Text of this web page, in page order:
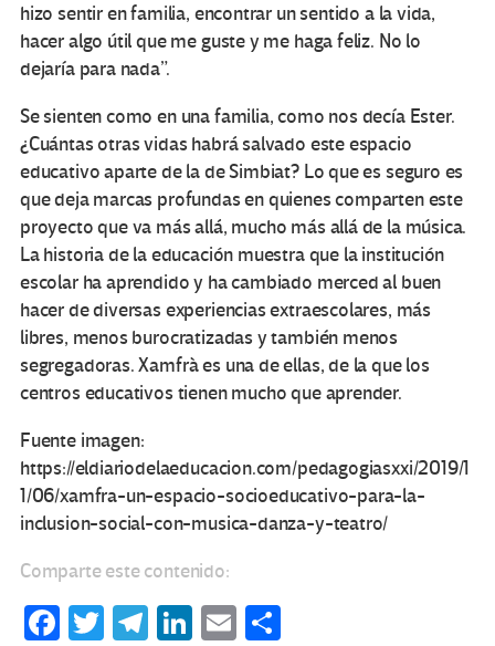
hizo sentir en familia, encontrar un sentido a la vida,
hacer algo útil que me guste y me haga feliz. No lo
dejaría para nada”.
Se sienten como en una familia, como nos decía Ester.
¿Cuántas otras vidas habrá salvado este espacio
educativo aparte de la de Simbiat? Lo que es seguro es
que deja marcas profundas en quienes comparten este
proyecto que va más allá, mucho más allá de la música.
La historia de la educación muestra que la institución
escolar ha aprendido y ha cambiado merced al buen
hacer de diversas experiencias extraescolares, más
libres, menos burocratizadas y también menos
segregadoras. Xamfrà es una de ellas, de la que los
centros educativos tienen mucho que aprender.
Fuente imagen:
https://eldiariodelaeducacion.com/pedagogiasxxi/2019/1
1/06/xamfra-un-espacio-socioeducativo-para-la-
inclusion-social-con-musica-danza-y-teatro/
Comparte este contenido:
Fa T
Te Li
E